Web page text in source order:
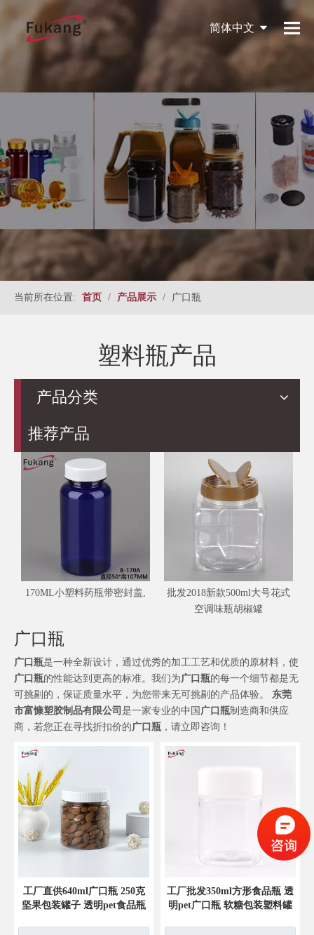
简体中文
English
当前所在位置: 首页 / 产品展示 / 广口瓶
塑料瓶产品
产品分类
推荐产品
170ML小塑料药瓶带密封盖,
批发2018新款500ml大号花式
空调味瓶胡椒罐
广口瓶
广口瓶是一种全新设计，通过优秀的加工工艺和优质的原材料，使
广口瓶的性能达到更高的标准。我们为广口瓶的每一个细节都是无
可挑剔的，保证质量水平，为您带来无可挑剔的产品体验。 东莞
市富慷塑胶制品有限公司 是一家专业的中国 广口瓶制造商和供应
商，若您正在寻找折扣价的广口瓶 ，请立即咨询！
工厂直供640ml广口瓶 250克
坚果包装罐子 透明pet食品瓶
工厂批发350ml方形食品瓶 透
明pet广口瓶 软糖包装塑料罐